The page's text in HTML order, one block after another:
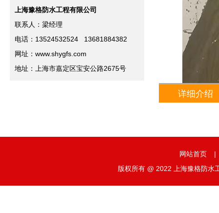
上海豫格防水工程有限公司
联系人：梁经理
电话：13524532524 13681884382
网址：www.shygfs.com
地址：上海市嘉定区宝安公路2675号
详细介绍
网站首页
|
版权所有 @ 2022 上海豫格防水